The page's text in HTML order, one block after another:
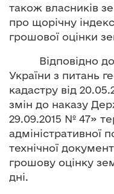
також власників
про щорічну
грошової оцінки
Відповідно до
України з питань
кадастру від
змін до наказу
29.09.2015 № 47»
адміністративної
технічної
грошову оцінку
дні.